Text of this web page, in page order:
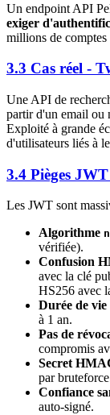
Un endpoint API
exiger
millions de comptes
3.3 Cas réel -
Une API de
partir d'un email ou
Exploité à grande
d'utilisateurs liés à
3.4 Pièges
Les JWT sont
Algorithme
vérifiée).
Confusion
avec la clé
HS256 avec
Durée de
à 1 an.
Pas de
compromis
Secret
par
Confiance
auto-signé.